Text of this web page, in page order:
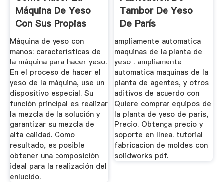
Máquina De Yeso
Con Sus Propias
Manos ...
Máquina de yeso con
manos: características de
la máquina para hacer yeso.
En el proceso de hacer el
yeso de la máquina, use un
dispositivo especial. Su
función principal es realizar
la mezcla de la solución y
garantizar su mezcla de
alta calidad. Como
resultado, es posible
obtener una composición
ideal para la realización del
enlucido.
Tambor De Yeso
De París
ampliamente automatica
maquinas de la planta de
yeso . ampliamente
automatica maquinas de la
planta de agentes, y otros
aditivos de acuerdo con
Quiere comprar equipos de
la planta de yeso de paris,
Precio. Obtenga precio y
soporte en línea. tutorial
fabricacion de moldes con
solidworks pdf.